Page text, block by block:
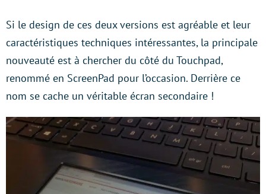
Si le design de ces deux versions est agréable et leur
caractéristiques techniques intéressantes, la principale
nouveauté est à chercher du côté du Touchpad,
renommé en ScreenPad pour l’occasion. Derrière ce
nom se cache un véritable écran secondaire !